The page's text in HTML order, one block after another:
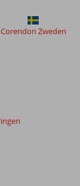
Corendon Zweden